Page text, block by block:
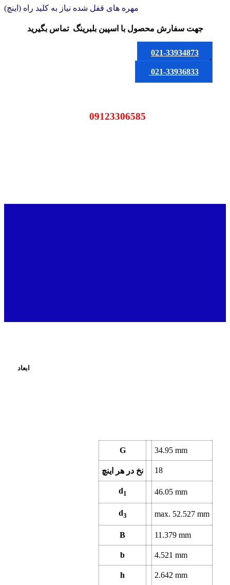
مهره های قفل شده نیاز به کلید راه (اینچ)
جهت سفارش محصولبا اسپین بلبرینگ تماس بگیرید
021-33934873
یا
021-33936833
ابعاد
G 34.95mm
نخ در هر اینچ 18
d1 46.05mm
d3 max. 52.527mm
B 11.379mm
b 4.521mm
h 2.642mm